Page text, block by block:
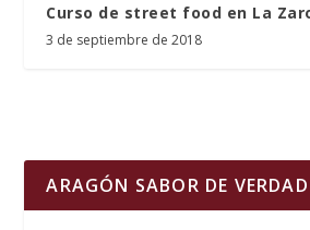
Curso de street food en La
3 de septiembre de 2018
ARAGÓN SABOR DE VERDAD